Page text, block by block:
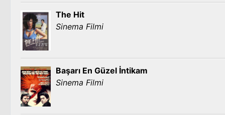
The Hit
Sinema Filmi
Başarı En Güzel İntikam
Sinema Filmi